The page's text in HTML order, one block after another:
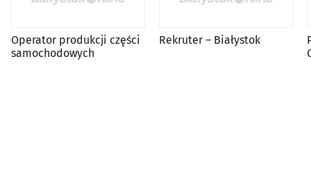
Operator produkcji części
samochodowych
Rekruter – Białystok